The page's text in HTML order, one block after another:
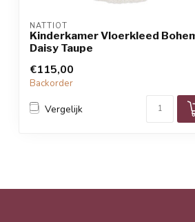
NATTIOT
Kinderkamer Vloerkleed
Daisy Taupe
€115,00
Backorder
Vergelijk